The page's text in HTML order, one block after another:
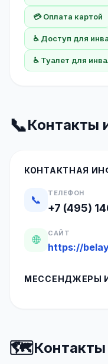
💳 Оплата картой
♿ Доступ для
♿ Туалет для
📞Контакты
КОНТАКТНАЯ
📞
ТЕЛЕФОН
+7 (495)
🌐
САЙТ
https://
МЕССЕНДЖЕРЫ
🗺️Контакты